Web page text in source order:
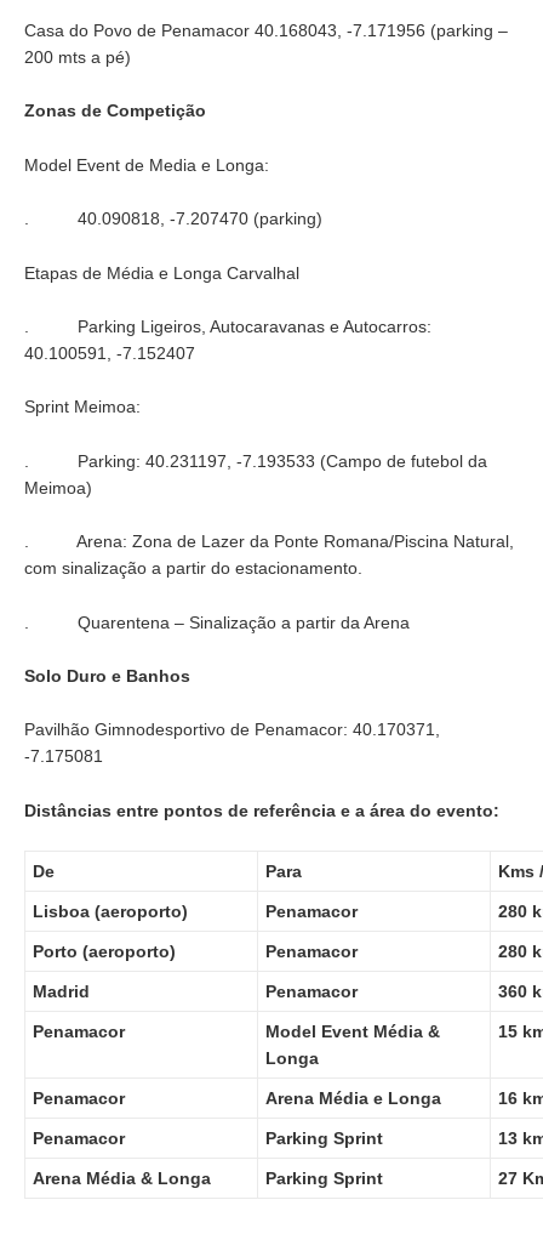
Casa do Povo de Penamacor 40.168043, -7.171956 (parking –
200 mts a pé)
Zonas de Competição
Model Event de Media e Longa:
. 40.090818, -7.207470 (parking)
Etapas de Média e Longa Carvalhal
. Parking Ligeiros, Autocaravanas e Autocarros:
40.100591, -7.152407
Sprint Meimoa:
. Parking: 40.231197, -7.193533 (Campo de futebol da
Meimoa)
. Arena: Zona de Lazer da Ponte Romana/Piscina Natural,
com sinalização a partir do estacionamento.
. Quarentena – Sinalização a partir da Arena
Solo Duro e Banhos
Pavilhão Gimnodesportivo de Penamacor: 40.170371,
-7.175081
Distâncias entre pontos de referência e a área do evento:
De Para Kms
Lisboa (aeroporto) Penamacor 280
Porto (aeroporto) Penamacor 280
Madrid Penamacor 360
Penamacor
Model Event Média &
Longa
15
Penamacor Arena Média e Longa 16
Penamacor Parking Sprint 13
Arena Média & Longa Parking Sprint 27